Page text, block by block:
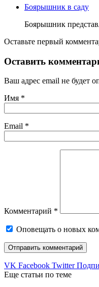
Боярышник в саду
Боярышник
Оставьте первый
Оставить
Ваш адрес email не будет
Имя *
Email *
Комментарий *
Оповещать о новых
VK Facebook Twitter
Еще статьи по теме